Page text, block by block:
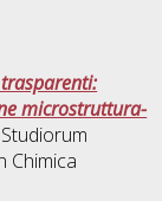
microstruttura-
Chimica